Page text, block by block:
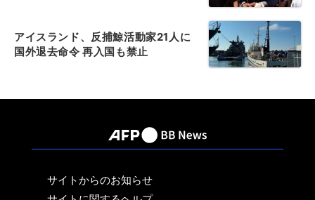
アイスランド、反捕鯨活動家21人に
国外退去命令 再入国も禁止
サイトからのお知らせ